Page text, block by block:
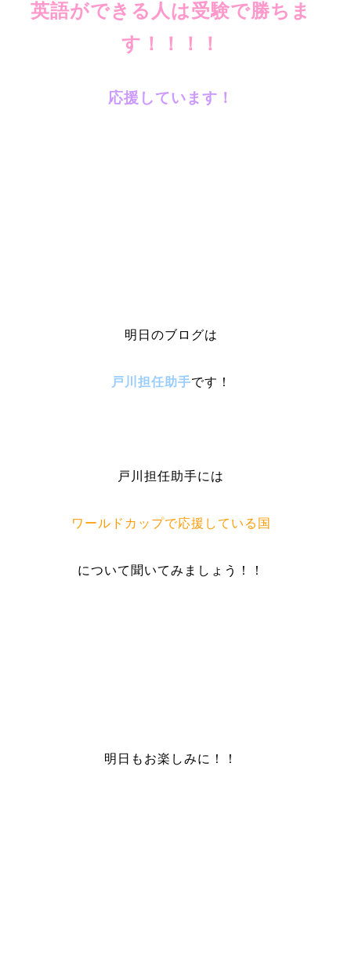
英語ができる人は受験で勝ちま
す！！！！
応援しています！
明日のブログは
戸川担任助手です！
戸川担任助手には
ワールドカップで応援している国
について聞いてみましょう！！
明日もお楽しみに！！